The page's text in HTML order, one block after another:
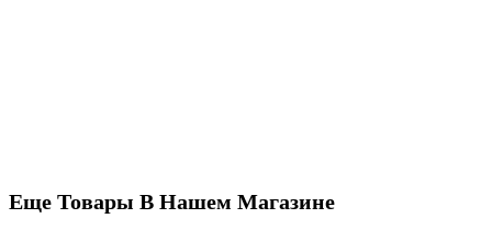
Еще Товары В Нашем Магазине